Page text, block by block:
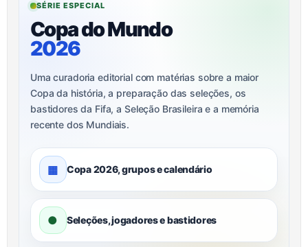
SÉRIE ESPECIAL
Copa do Mundo
2026
Uma curadoria editorial com matérias sobre a maior
Copa da história, a preparação das seleções, os
bastidores da Fifa, a Seleção Brasileira e a memória
recente dos Mundiais.
▦ Copa 2026, grupos e calendário
● Seleções, jogadores e bastidores